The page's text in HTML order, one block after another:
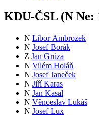
KDU-ČSL (N Ne:
N Libor Ambrozek
N Josef Borák
Z Jan Grůza
N Vilém Holáň
N Josef Janeček
N Jiří Karas
N Jan Kasal
N Věnceslav Lukáš
N Josef Lux